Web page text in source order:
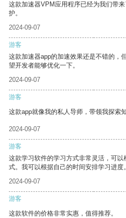
这款加速器VPM应用程序已经为我们带
护。
2024-09-07
游客
这款加速器app的加速效果还是不错的，
望开发者能够优化一下。
2024-09-07
游客
这款app就像我的私人导师，带领我探索
2024-09-07
游客
这款学习软件的学习方式非常灵活，可
式。我可以根据自己的时间安排学习进度。
2024-09-07
游客
这款软件的价格非常实惠，值得推荐。